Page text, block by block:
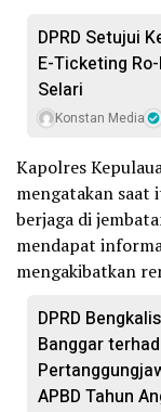
DPRD Setujui
E-Ticketing
Selari
Konstan Media
Kapolres
mengatakan saat
berjaga di
mendapat
mengakibatkan
DPRD
Banggar
APBD Tahun